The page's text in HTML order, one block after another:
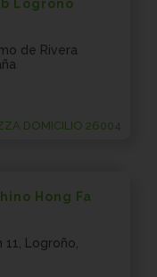
Logroño
de Rivera
DOMICILIO 26004
Hong Fa
Logroño,